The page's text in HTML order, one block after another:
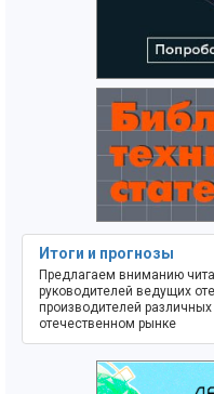
Итоги и прогнозы
Предлагаем вниманию
руководителей ведущих
производителей
отечественном рынке